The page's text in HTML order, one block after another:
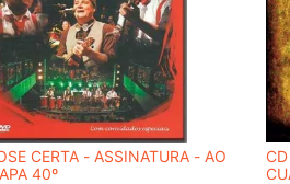
CERTA - ASSINATURA - AO
40º